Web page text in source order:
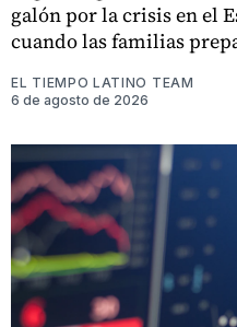
galón por la crisis en el
cuando las familias
EL TIEMPO LATINO TEAM
6 de agosto de 2026